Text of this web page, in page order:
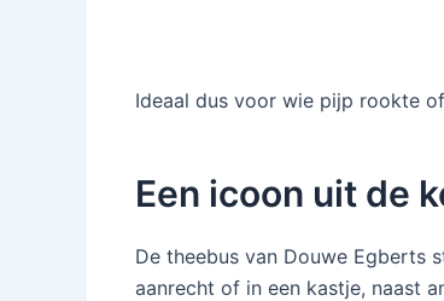
Ideaal dus voor wie pijp rookte
Een icoon uit de
De theebus van Douwe Egberts
aanrecht of in een kastje, naast